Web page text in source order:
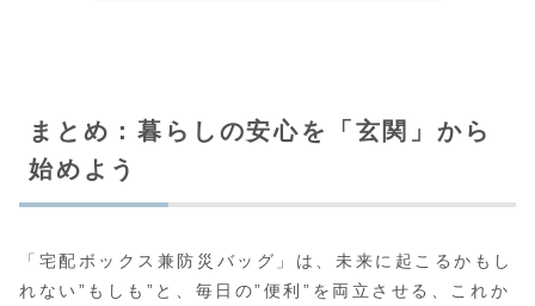
まとめ：暮らしの安心を「玄関」から
始めよう
「宅配ボックス兼防災バッグ」は、未来に起こるかもし
れない”もしも”と、毎日の”便利”を両立させる、これか